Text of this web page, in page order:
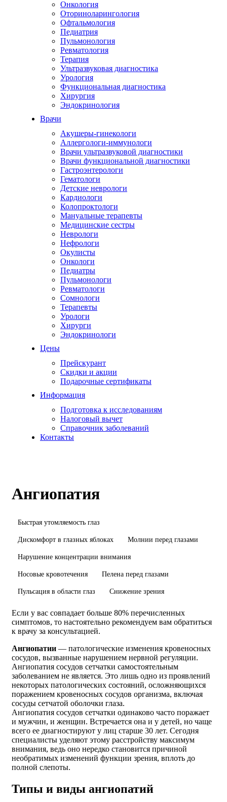
Онкология
Оториноларингология
Офтальмология
Педиатрия
Пульмонология
Ревматология
Терапия
Ультразвуковая диагностика
Урология
Функциональная диагностика
Хирургия
Эндокринология
Врачи
Акушеры-гинекологи
Аллергологи-иммунологи
Врачи ультразвуковой диагностики
Врачи функциональной диагностики
Гастроэнтерологи
Гематологи
Детские неврологи
Кардиологи
Колопроктологи
Мануальные терапевты
Медицинские сестры
Неврологи
Нефрологи
Окулисты
Онкологи
Педиатры
Пульмонологи
Ревматологи
Сомнологи
Терапевты
Урологи
Хирурги
Эндокринологи
Цены
Прейскурант
Скидки и акции
Подарочные сертификаты
Информация
Подготовка к исследованиям
Налоговый вычет
Справочник заболеваний
Контакты
Ангиопатия
Быстрая утомляемость глаз
Дискомфорт в глазных яблоках Молнии перед глазами
Нарушение концентрации внимания
Носовые кровотечения Пелена перед глазами
Пульсация в области глаз Снижение зрения
Если у вас совпадает больше 80% перечисленных
симптомов, то настоятельно рекомендуем вам обратиться
к врачу за консультацией.
Ангиопатии — патологические изменения кровеносных
сосудов, вызванные нарушением нервной регуляции.
Ангиопатия сосудов сетчатки самостоятельным
заболеванием не является. Это лишь одно из проявлений
некоторых патологических состояний, осложняющихся
поражением кровеносных сосудов организма, включая
сосуды сетчатой оболочки глаза.
Ангиопатия сосудов сетчатки одинаково часто поражает
и мужчин, и женщин. Встречается она и у детей, но чаще
всего ее диагностируют у лиц старше 30 лет. Сегодня
специалисты уделяют этому расстройству максимум
внимания, ведь оно нередко становится причиной
необратимых изменений функции зрения, вплоть до
полной слепоты.
Типы и виды ангиопатий